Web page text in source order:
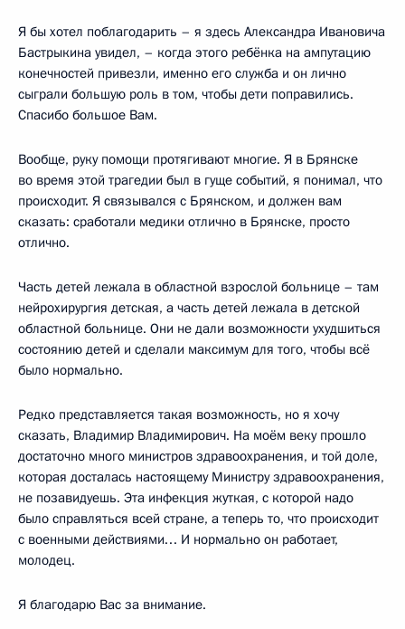
Я бы хотел поблагодарить – я здесь Александра Ивановича
Бастрыкина увидел, – когда этого ребёнка на ампутацию
конечностей привезли, именно его служба и он лично
сыграли большую роль в том, чтобы дети поправились.
Спасибо большое Вам.
Вообще, руку помощи протягивают многие. Я в Брянске
во время этой трагедии был в гуще событий, я понимал, что
происходит. Я связывался с Брянском, и должен вам
сказать: сработали медики отлично в Брянске, просто
отлично.
Часть детей лежала в областной взрослой больнице – там
нейрохирургия детская, а часть детей лежала в детской
областной больнице. Они не дали возможности ухудшиться
состоянию детей и сделали максимум для того, чтобы всё
было нормально.
Редко представляется такая возможность, но я хочу
сказать, Владимир Владимирович. На моём веку прошло
достаточно много министров здравоохранения, и той доле,
которая досталась настоящему Министру здравоохранения,
не позавидуешь. Эта инфекция жуткая, с которой надо
было справляться всей стране, а теперь то, что происходит
с военными действиями… И нормально он работает,
молодец.
Я благодарю Вас за внимание.